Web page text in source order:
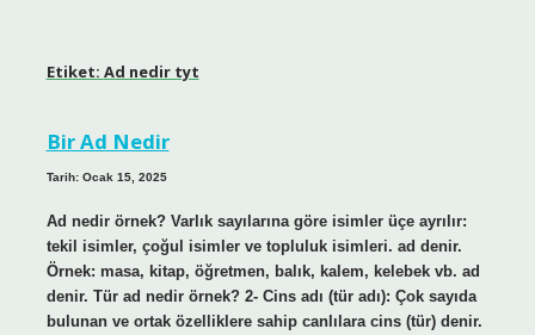
Etiket: Ad nedir tyt
Bir Ad Nedir
Tarih: Ocak 15, 2025
Ad nedir örnek? Varlık sayılarına göre isimler üçe ayrılır:
tekil isimler, çoğul isimler ve topluluk isimleri. ad denir.
Örnek: masa, kitap, öğretmen, balık, kalem, kelebek vb. ad
denir. Tür ad nedir örnek? 2- Cins adı (tür adı): Çok sayıda
bulunan ve ortak özelliklere sahip canlılara cins (tür) denir.